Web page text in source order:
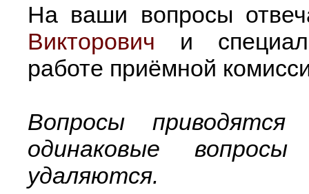
На ваши вопросы
Викторович и
работе приёмной
Вопросы
одинаковые
удаляются.